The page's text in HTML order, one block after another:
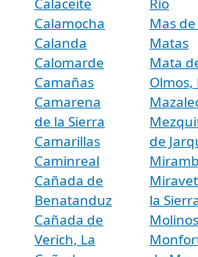
Calamocha
Calanda
Calomarde
Camañas
Camarena
de la Sierra
Camarillas
Caminreal
Cañada de
Benatanduz
Cañada de
Verich, La
Mas
Matas
Mata
Olmos,
de
la
Molinos